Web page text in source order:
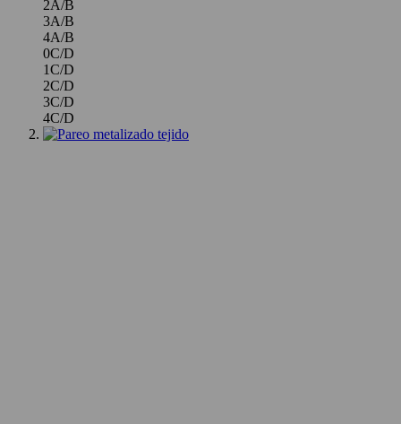
2A/B
3A/B
4A/B
0C/D
1C/D
2C/D
3C/D
4C/D